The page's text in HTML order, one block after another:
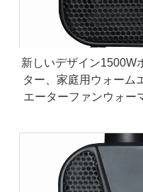
新しいデザイン1500W
ター、家庭用ウォーム
エーターファンウォー